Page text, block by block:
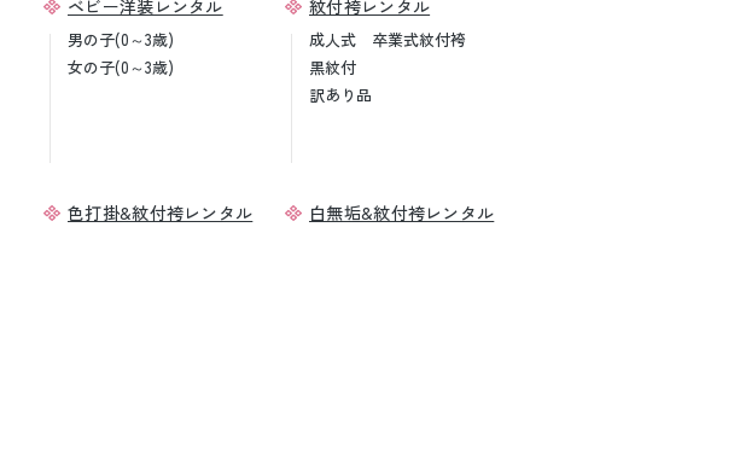
ベビー洋装レンタル
男の子(0～3歳)
女の子(0～3歳)
紋付袴レンタル
成人式 卒業式紋付袴
黒紋付
訳あり品
色打掛&紋付袴レンタル 白無垢&紋付袴レンタル